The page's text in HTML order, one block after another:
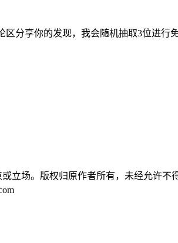
分享你的发现，我会随机抽取3位进行免
立场。版权归原作者所有，未经允许不